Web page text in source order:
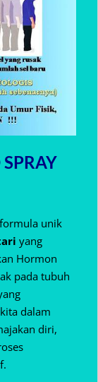
unik
yang
Hormon
pada tubuh
dalam
diri,